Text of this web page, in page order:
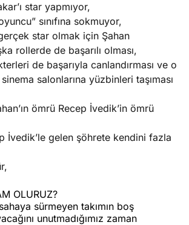
star yapmıyor,
sınıfına sokmuyor,
star olmak için Şahan
rollerde de başarılı olması,
de başarıyla canlandırması ve o
salonlarına yüzbinleri taşıması
ömrü Recep İvedik’in ömrü
İvedik’le gelen şöhrete kendini fazla
OLURUZ?
sürmeyen takımın boş
unutmadığımız zaman